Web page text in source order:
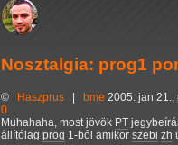
Nosztalgia: prog1
© Haszprus bme 2005. jan 21.,
0
Muhahaha, most jövök PT
állítólag prog 1-ből amikor szebi zh